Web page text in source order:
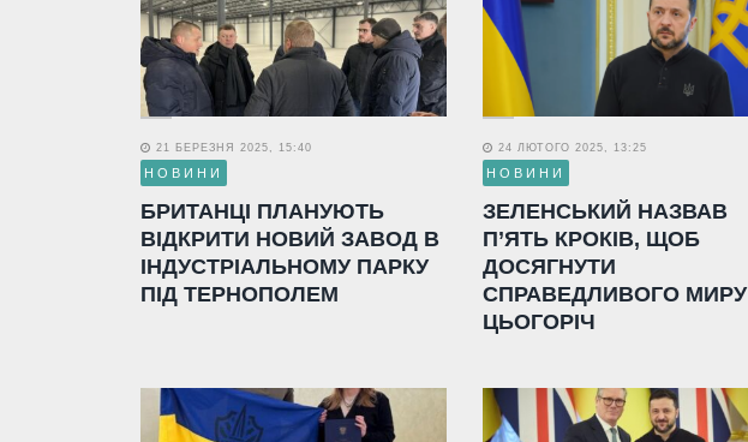
21 БЕРЕЗНЯ 2025, 15:40
НОВИНИ
БРИТАНЦІ ПЛАНУЮТЬ
ВІДКРИТИ НОВИЙ ЗАВОД В
ІНДУСТРІАЛЬНОМУ ПАРКУ
ПІД ТЕРНОПОЛЕМ
24 ЛЮТОГО 2025, 13:25
НОВИНИ
ЗЕЛЕНСЬКИЙ НАЗВАВ
П’ЯТЬ КРОКІВ, ЩОБ
ДОСЯГНУТИ
СПРАВЕДЛИВОГО МИРУ
ЦЬОГОРІЧ